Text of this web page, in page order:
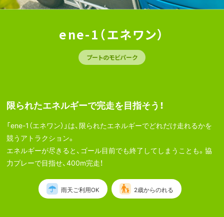
ene-1（エネワン）
プートのモビパーク
限られたエネルギーで完走を目指そう！
「ene-1（エネワン）」は、限られたエネルギーでどれだけ走れるかを
競うアトラクション。
エネルギーが尽きると、ゴール目前でも終了してしまうことも。協
力プレーで目指せ、400m完走！
雨天ご利用OK 2歳からのれる